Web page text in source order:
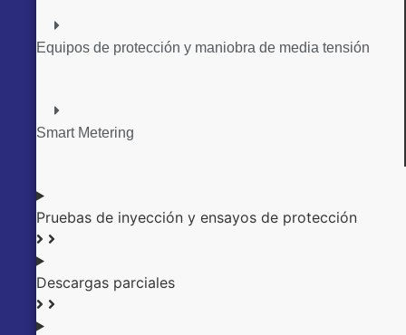
Equipos de protección y maniobra de media tensión
Smart Metering
Pruebas de inyección y ensayos de protección
Descargas parciales